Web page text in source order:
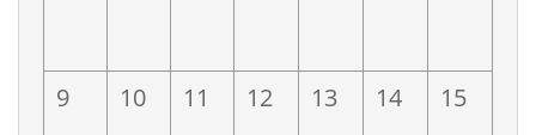
9 10 11 12 13 14 15